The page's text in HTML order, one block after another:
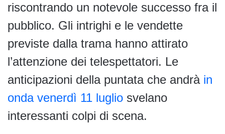
riscontrando un notevole successo fra il
pubblico. Gli intrighi e le vendette
previste dalla trama hanno attirato
l’attenzione dei telespettatori. Le
anticipazioni della puntata che andrà in
onda venerdì 11 luglio svelano
interessanti colpi di scena.